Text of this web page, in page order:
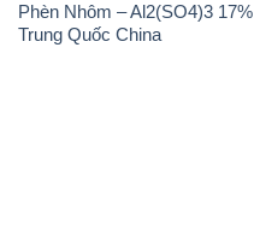
Phèn Nhôm – Al2(SO4)3 17%
Trung Quốc China